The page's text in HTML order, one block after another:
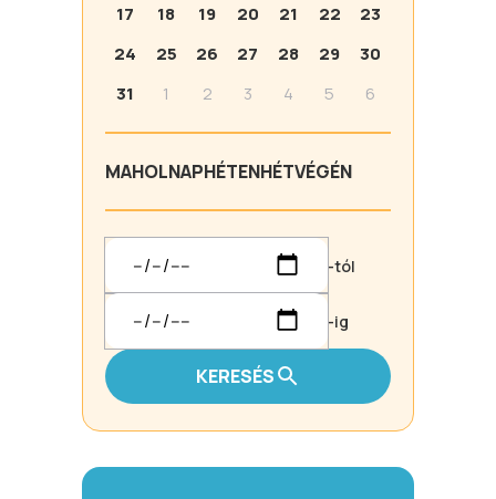
17
18 19 20 21 22
23
24
25 26 27 28 29
30
31
1 2 3 4 5 6
MAHOLNAPHÉTENHÉTVÉGÉN
-tól
-ig
KERESÉS